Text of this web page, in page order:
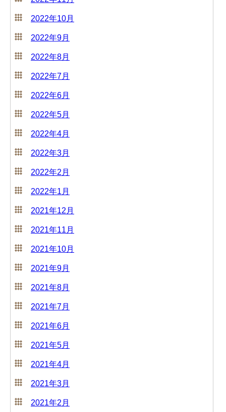
2022年10月
2022年9月
2022年8月
2022年7月
2022年6月
2022年5月
2022年4月
2022年3月
2022年2月
2022年1月
2021年12月
2021年11月
2021年10月
2021年9月
2021年8月
2021年7月
2021年6月
2021年5月
2021年4月
2021年3月
2021年2月